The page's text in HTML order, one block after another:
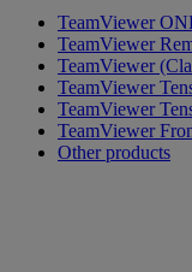
TeamViewer
TeamViewer
TeamViewer
TeamViewer
TeamViewer
TeamViewer
Other products